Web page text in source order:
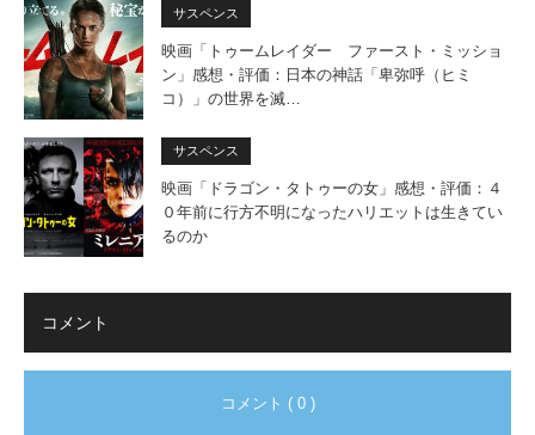
サスペンス
映画「トゥームレイダー ファースト・ミッショ
ン」感想・評価：日本の神話「卑弥呼（ヒミ
コ）」の世界を滅…
サスペンス
映画「ドラゴン・タトゥーの女」感想・評価：４
０年前に行方不明になったハリエットは生きてい
るのか
コメント
コメント ( 0 )